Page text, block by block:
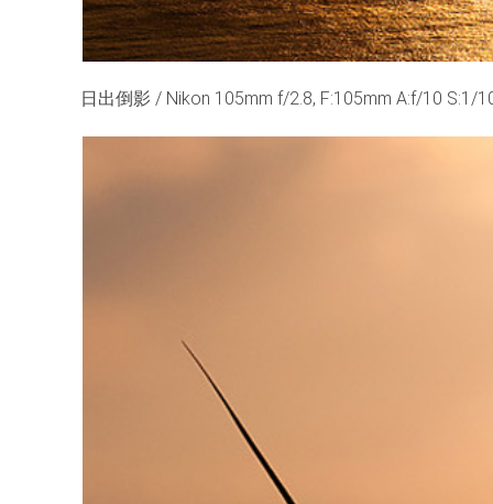
日出倒影 / Nikon 105mm f/2.8, F:105mm A:f/10 S:1/